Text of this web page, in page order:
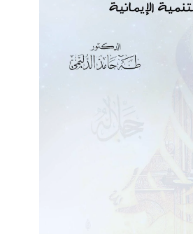
عليه أيضاً من حيث أنه قول (الإمام
(الإمامة). وبهذا افترق الفقه الشيعي –
القائم على اجتهاد غير المعصوم في
عشرية من هذين الركنين شيئاً
تلبيتهما لمستلزمات الواقع، فكلما مر
تطبيقية تضطرهم إلى إعادة التفكير
إن التشيع في نشأته الأولى ظهر